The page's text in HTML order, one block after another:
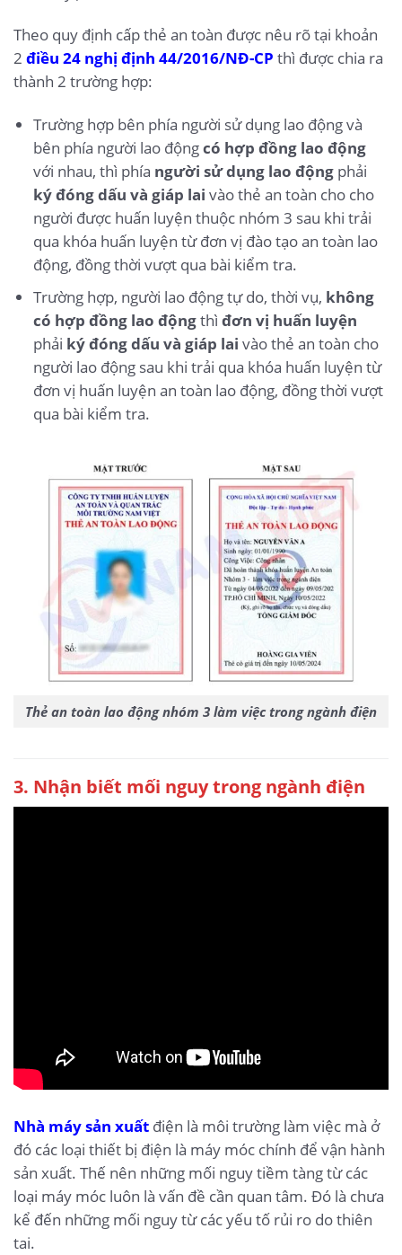
Theo quy định cấp thẻ an toàn được nêu rõ tại khoản
2 điều 24 nghị định 44/2016/NĐ-CP thì được chia ra
thành 2 trường hợp:
Trường hợp bên phía người sử dụng lao động và
bên phía người lao độngcó hợp đồng lao động
với nhau, thì phía người sử dụng lao độngphải
ký đóng dấu và giáp lai vào thẻ an toàn cho cho
người được huấn luyện thuộc nhóm 3 sau khi trải
qua khóa huấn luyện từ đơn vị đào tạo an toàn lao
động, đồng thời vượt qua bài kiểm tra.
Trường hợp, người lao động tự do, thời vụ, không
có hợp đồng lao độngthì đơn vị huấn luyện
phải ký đóng dấu và giáp lai vào thẻ an toàn cho
người lao động sau khi trải qua khóa huấn luyện từ
đơn vị huấn luyện an toàn lao động, đồng thời vượt
qua bài kiểm tra.
Thẻ an toàn lao động nhóm 3 làm việc trong ngành điện
3. Nhận biết mối nguy trong ngành điện
Nhà máy sản xuất điện là môi trường làm việc mà ở
đó các loại thiết bị điện là máy móc chính để vận hành
sản xuất. Thế nên những mối nguy tiềm tàng từ các
loại máy móc luôn là vấn đề cần quan tâm. Đó là chưa
kể đến những mối nguy từ các yếu tố rủi ro do thiên
tai.